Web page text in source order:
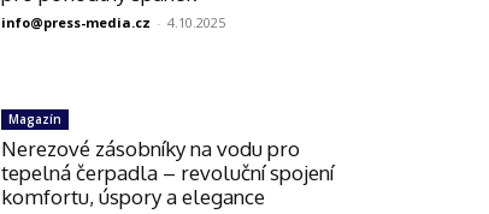
info@press-media.cz - 4.10.2025
Magazín
Nerezové zásobníky na vodu pro
tepelná čerpadla – revoluční spojení
komfortu, úspory a elegance